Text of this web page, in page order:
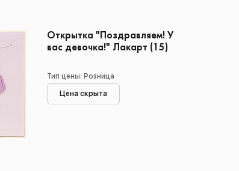
Открытка "Поздравляем! У
вас девочка!" Лакарт (15)
Тип цены: Розница
Цена скрыта